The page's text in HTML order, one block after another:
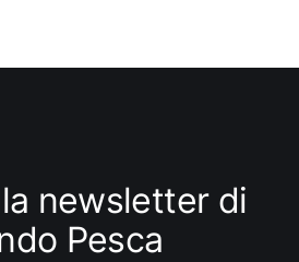
newsletter di
Pesca